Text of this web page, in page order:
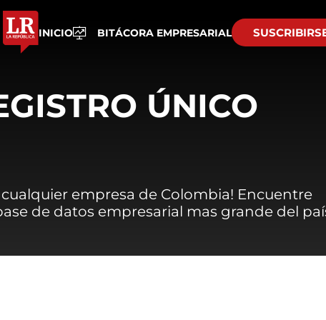
INICIO BITÁCORA EMPRESARIAL
ÚNICO
empresa de Colombia! Encuentre
de datos empresarial mas grande del